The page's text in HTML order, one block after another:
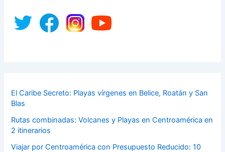
El Caribe Secreto: Playas vírgenes en Belice, Roatán y San
Blas
Rutas combinadas: Volcanes y Playas en Centroamérica en
2 itinerarios
Viajar por Centroamérica con Presupuesto Reducido: 10